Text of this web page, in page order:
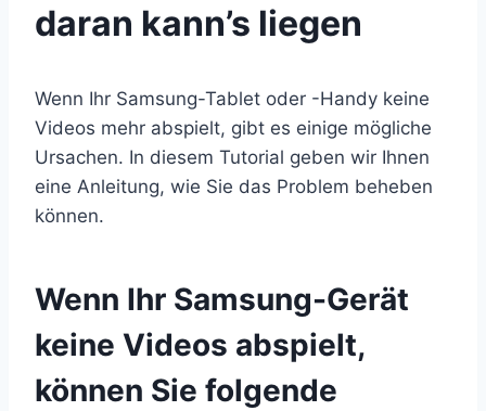
daran kann’s liegen
Wenn Ihr Samsung-Tablet oder -Handy keine
Videos mehr abspielt, gibt es einige mögliche
Ursachen. In diesem Tutorial geben wir Ihnen
eine Anleitung, wie Sie das Problem beheben
können.
Wenn Ihr Samsung-Gerät
keine Videos abspielt,
können Sie folgende